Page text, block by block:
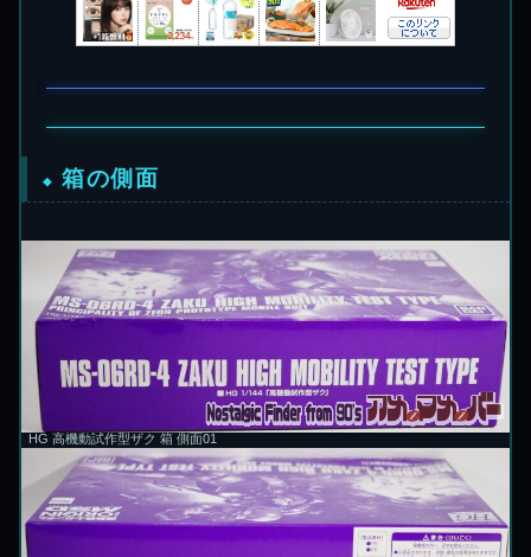
箱の側面
HG 高機動試作型ザク 箱 側面01